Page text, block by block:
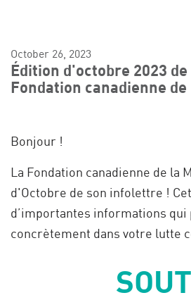
October 26, 2023
Édition d'octobre 2023
Fondation canadienne de
Bonjour !
La Fondation canadienne de la
d'Octobre de son infolettre !
d’importantes informations
concrètement dans votre lutte